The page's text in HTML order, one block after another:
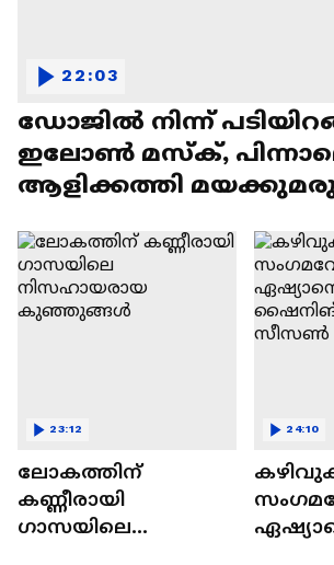
ഡോജിൽ നിന്ന്
ഇലോൺ മസ്ക്,
ആളിക്കത്തി
22:03
ലോകത്തിന്
കണ്ണീരായി
ഗാസയിലെ
23:12 24:10